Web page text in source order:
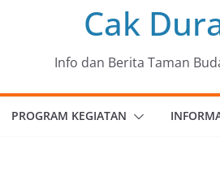
Cak
Info dan Berita Taman
PROGRAM KEGIATAN